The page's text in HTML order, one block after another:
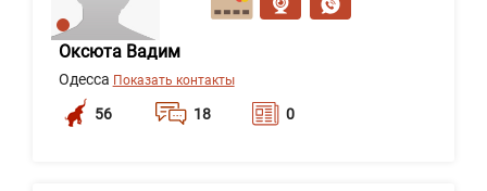
Оксюта Вадим
Одесса Показать контакты
56 18 0